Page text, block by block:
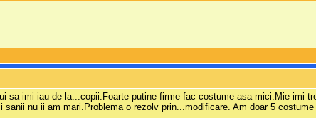
sa imi iau de la...copii.Foarte putine firme fac costume asa mici.Mie imi
sanii nu ii am mari.Problema o rezolv prin...modificare. Am doar 5